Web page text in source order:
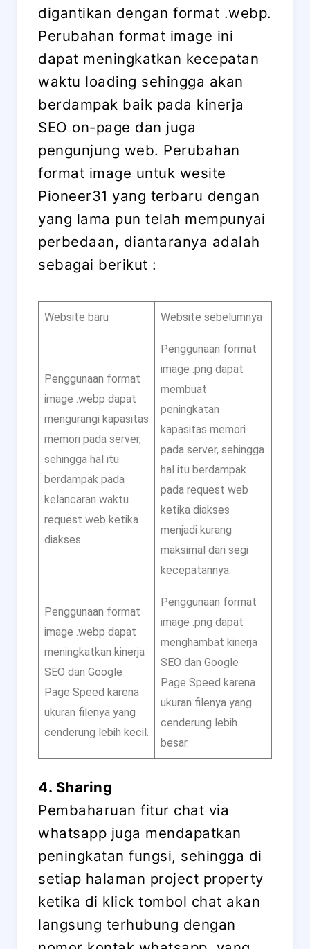
digantikan dengan format .webp.
Perubahan format image ini
dapat meningkatkan kecepatan
waktu loading sehingga akan
berdampak baik pada kinerja
SEO on-page dan juga
pengunjung web. Perubahan
format image untuk wesite
Pioneer31 yang terbaru dengan
yang lama pun telah mempunyai
perbedaan, diantaranya adalah
sebagai berikut :
Website baru Website sebelumnya
Penggunaan format
image .webp dapat
mengurangi kapasitas
memori pada server,
sehingga hal itu
berdampak pada
kelancaran waktu
request web ketika
diakses.
Penggunaan format
image .png dapat
membuat
peningkatan
kapasitas memori
pada server, sehingga
hal itu berdampak
pada request web
ketika diakses
menjadi kurang
maksimal dari segi
kecepatannya.
Penggunaan format
image .webp dapat
meningkatkan kinerja
SEO dan Google
Page Speed karena
ukuran filenya yang
cenderung lebih kecil.
Penggunaan format
image .png dapat
menghambat kinerja
SEO dan Google
Page Speed karena
ukuran filenya yang
cenderung lebih
besar.
4. Sharing
Pembaharuan fitur chat via
whatsapp juga mendapatkan
peningkatan fungsi, sehingga di
setiap halaman project property
ketika di klick tombol chat akan
langsung terhubung dengan